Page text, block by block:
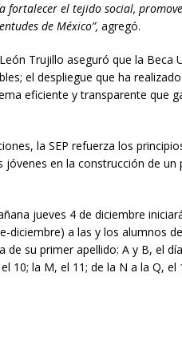
fortalecer el tejido social,
de México”, agregó.
Trujillo aseguró que la Beca
el despliegue que ha
eficiente y transparente que
la SEP refuerza los
jóvenes en la construcción de
jueves 4 de diciembre
diciembre) a las y los alumnos
su primer apellido: A y B, el
10; la M, el 11; de la N a la Q,